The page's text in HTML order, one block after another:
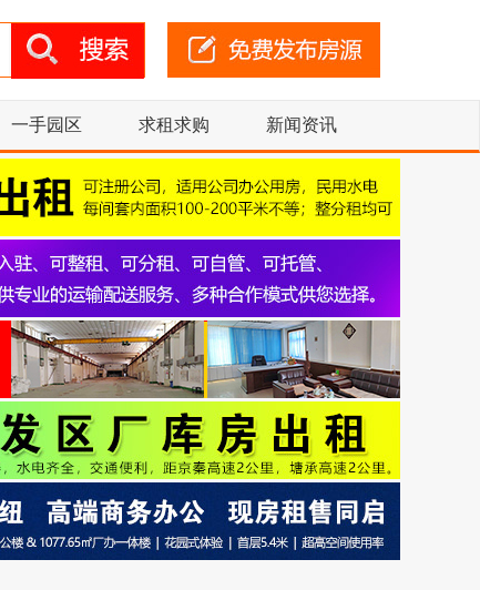
一手园区 求租求购 新闻资讯